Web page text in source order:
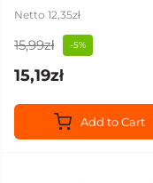
Netto 12,35zł
15,99zł -5%
15,19zł
Add to Cart